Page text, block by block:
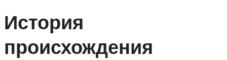
История
происхождения